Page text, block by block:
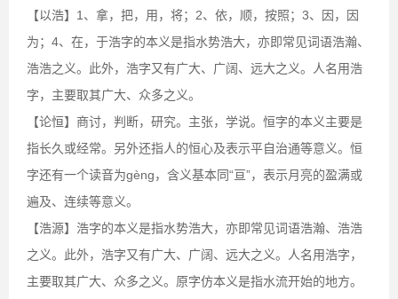
【以浩】1、拿，把，用，将；2、依，顺，按照；3、因，因
为；4、在，于浩字的本义是指水势浩大，亦即常见词语浩瀚、
浩浩之义。此外，浩字又有广大、广阔、远大之义。人名用浩
字，主要取其广大、众多之义。
【论恒】商讨，判断，研究。主张，学说。恒字的本义主要是
指长久或经常。另外还指人的恒心及表示平自治通等意义。恒
字还有一个读音为gèng，含义基本同“亘”，表示月亮的盈满或
遍及、连续等意义。
【浩源】浩字的本义是指水势浩大，亦即常见词语浩瀚、浩浩
之义。此外，浩字又有广大、广阔、远大之义。人名用浩字，
主要取其广大、众多之义。原字仿本义是指水流开始的地方。